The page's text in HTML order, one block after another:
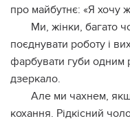
про майбутнє: «Я хочу
Ми, жінки, багато
поєднувати роботу і
фарбувати губи одним
дзеркало.
Але ми чахнем,
кохання. Рідкісний